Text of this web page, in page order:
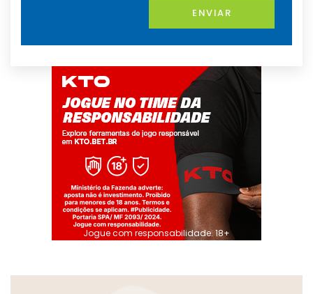
ENVIAR
Jogue com responsabilidade. 18+